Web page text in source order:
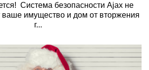
Система безопасности Ajax не
ваше имущество и дом от вторжения
г...